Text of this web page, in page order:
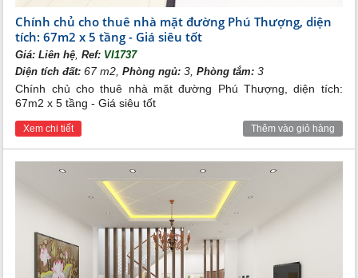
Chính chủ cho thuê nhà mặt đường Phú Thượng, diện
tích: 67m2 x 5 tầng - Giá siêu tốt
Giá:Liên hệ,Ref: VI1737
Diện tích đất: 67 m2,Phòng ngủ: 3,Phòng tắm: 3
Chính chủ cho thuê nhà mặt đường Phú Thượng, diện tích:
67m2 x 5 tầng - Giá siêu tốt
Xem chi tiết Thêm vào giỏ hàng